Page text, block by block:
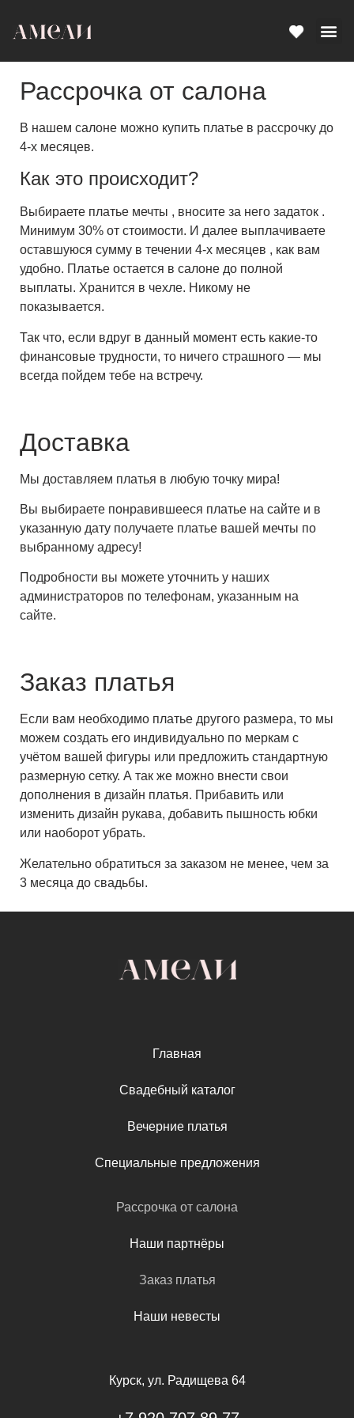
Рассрочка от салона
В нашем салоне можно купить платье в рассрочку до
4-х месяцев.
Как это происходит?
Выбираете платье мечты , вносите за него задаток .
Минимум 30% от стоимости. И далее выплачиваете
оставшуюся сумму в течении 4-х месяцев , как вам
удобно. Платье остается в салоне до полной
выплаты. Хранится в чехле. Никому не
показывается.
Так что, если вдруг в данный момент есть какие-то
финансовые трудности, то ничего страшного — мы
всегда пойдем тебе на встречу.
Доставка
Мы доставляем платья в любую точку мира!
Вы выбираете понравившееся платье на сайте и в
указанную дату получаете платье вашей мечты по
выбранному адресу!
Подробности вы можете уточнить у наших
администраторов по телефонам, указанным на
сайте.
Заказ платья
Если вам необходимо платье другого размера, то мы
можем создать его индивидуально по меркам с
учётом вашей фигуры или предложить стандартную
размерную сетку. А так же можно внести свои
дополнения в дизайн платья. Прибавить или
изменить дизайн рукава, добавить пышность юбки
или наоборот убрать.
Желательно обратиться за заказом не менее, чем за
3 месяца до свадьбы.
Главная
Свадебный каталог
Вечерние платья
Специальные предложения
Рассрочка от салона
Наши партнёры
Заказ платья
Наши невесты
Курск, ул. Радищева 64